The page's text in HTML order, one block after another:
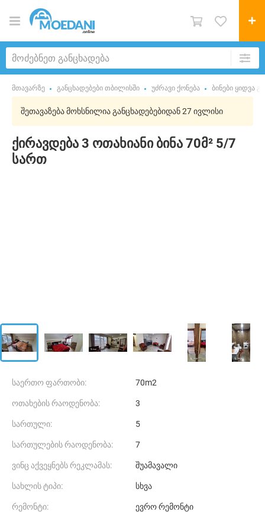
მთავარზე განცხადებები თბილისში უძრავი ქონება ბინები ყიდვა
შეთავაზება მოხსნილია განცხადებებიდან 27 ივლისი
ქირავდება 3 ოთახიანი ბინა 70მ² 5/7
სართ
საერთო ფართობი: 70m2
ოთახების რაოდენობა: 3
სართული: 5
სართულების რაოდენობა: 7
ვინც აქვეყნებს რეკლამას: შუამავალი
სახლის ტიპი: სხვა
რემონტი: ევრო რემონტი